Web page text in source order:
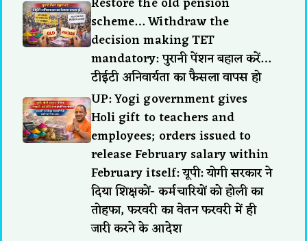
scheme… Withdraw the
decision making TET
mandatory: पुरानी पेंशन बहाल करें…
टीईटी अनिवार्यता का फैसला वापस हो
UP: Yogi government gives
Holi gift to teachers and
employees; orders issued to
release February salary within
February itself: यूपी: योगी सरकार ने
दिया शिक्षकों- कर्मचारियों को होली का
तोहफा, फरवरी का वेतन फरवरी में ही
जारी करने के आदेश